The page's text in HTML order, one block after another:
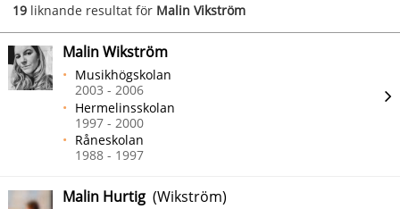
19 liknande resultat för Malin Vikström
Malin Wikström
Musikhögskolan
2003 - 2006
Hermelinsskolan
1997 - 2000
Råneskolan
1988 - 1997
Malin Hurtig (Wikström)